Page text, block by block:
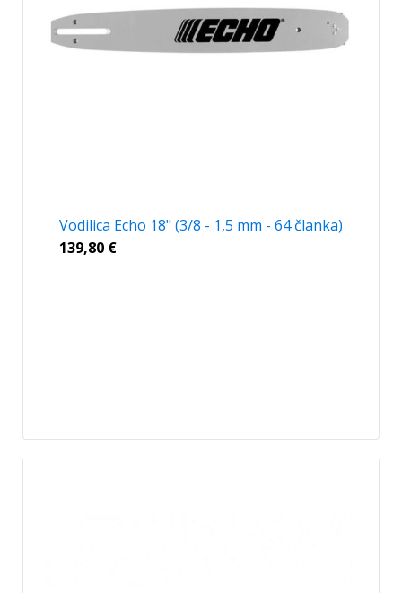
Vodilica Echo 18" (3/8 - 1,5 mm - 64 članka)
139,80 €